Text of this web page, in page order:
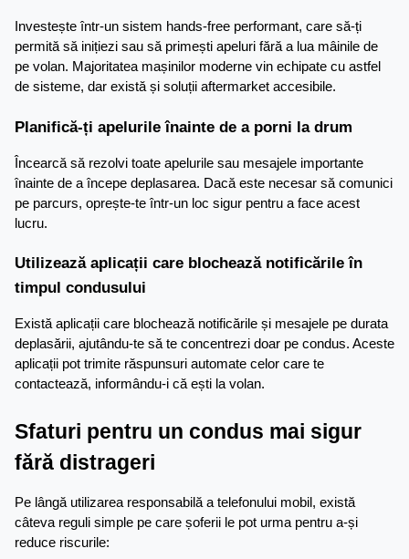
Investește într-un sistem hands-free performant, care să-ți
permită să inițiezi sau să primești apeluri fără a lua mâinile de
pe volan. Majoritatea mașinilor moderne vin echipate cu astfel
de sisteme, dar există și soluții aftermarket accesibile.
Planifică-ți apelurile înainte de a porni la drum
Încearcă să rezolvi toate apelurile sau mesajele importante
înainte de a începe deplasarea. Dacă este necesar să comunici
pe parcurs, oprește-te într-un loc sigur pentru a face acest
lucru.
Utilizează aplicații care blochează notificările în
timpul condusului
Există aplicații care blochează notificările și mesajele pe durata
deplasării, ajutându-te să te concentrezi doar pe condus. Aceste
aplicații pot trimite răspunsuri automate celor care te
contactează, informându-i că ești la volan.
Sfaturi pentru un condus mai sigur
fără distrageri
Pe lângă utilizarea responsabilă a telefonului mobil, există
câteva reguli simple pe care șoferii le pot urma pentru a-și
reduce riscurile: